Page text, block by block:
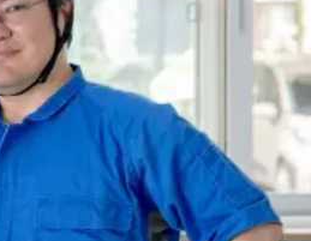
019-600
9:00〜17:00 不定休
でお問い合わせ